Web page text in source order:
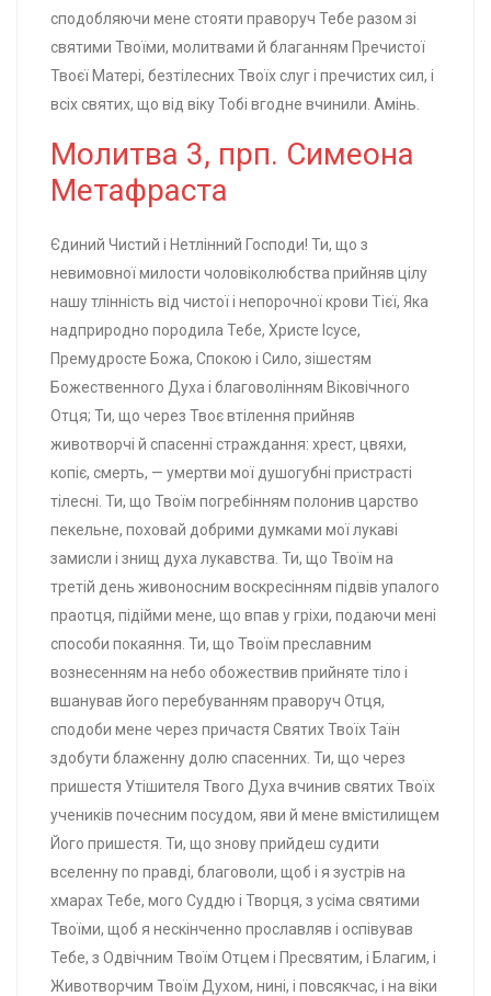
сподобляючи мене стояти праворуч Тебе разом зі
святими Твоїми, молитвами й благанням Пречистої
Твоєї Матері, безтілесних Твоїх слуг і пречистих сил, і
всіх святих, що від віку Тобі вгодне вчинили. Амінь.
Молитва 3, прп. Симеона
Метафраста
Єдиний Чистий і Нетлінний Господи! Ти, що з
невимовної милости чоловіколюбства прийняв цілу
нашу тлінність від чистої і непорочної крови Тієї, Яка
надприродно породила Тебе, Христе Ісусе,
Премудросте Божа, Спокою і Сило, зішестям
Божественного Духа і благоволінням Віковічного
Отця; Ти, що через Твоє втілення прийняв
животворчі й спасенні страждання: хрест, цвяхи,
копіє, смерть, — умертви мої душогубні пристрасті
тілесні. Ти, що Твоїм погребінням полонив царство
пекельне, поховай добрими думками мої лукаві
замисли і знищ духа лукавства. Ти, що Твоїм на
третій день живоносним воскресінням підвів упалого
праотця, підійми мене, що впав у гріхи, подаючи мені
способи покаяння. Ти, що Твоїм преславним
вознесенням на небо обожествив прийняте тіло і
вшанував його перебуванням праворуч Отця,
сподоби мене через причастя Святих Твоїх Таїн
здобути блаженну долю спасенних. Ти, що через
пришестя Утішителя Твого Духа вчинив святих Твоїх
учеників почесним посудом, яви й мене вмістилищем
Його пришестя. Ти, що знову прийдеш судити
вселенну по правді, благоволи, щоб і я зустрів на
хмарах Тебе, мого Суддю і Творця, з усіма святими
Твоїми, щоб я нескінченно прославляв і оспівував
Тебе, з Одвічним Твоїм Отцем і Пресвятим, і Благим, і
Животворчим Твоїм Духом, нині, і повсякчас, і на віки